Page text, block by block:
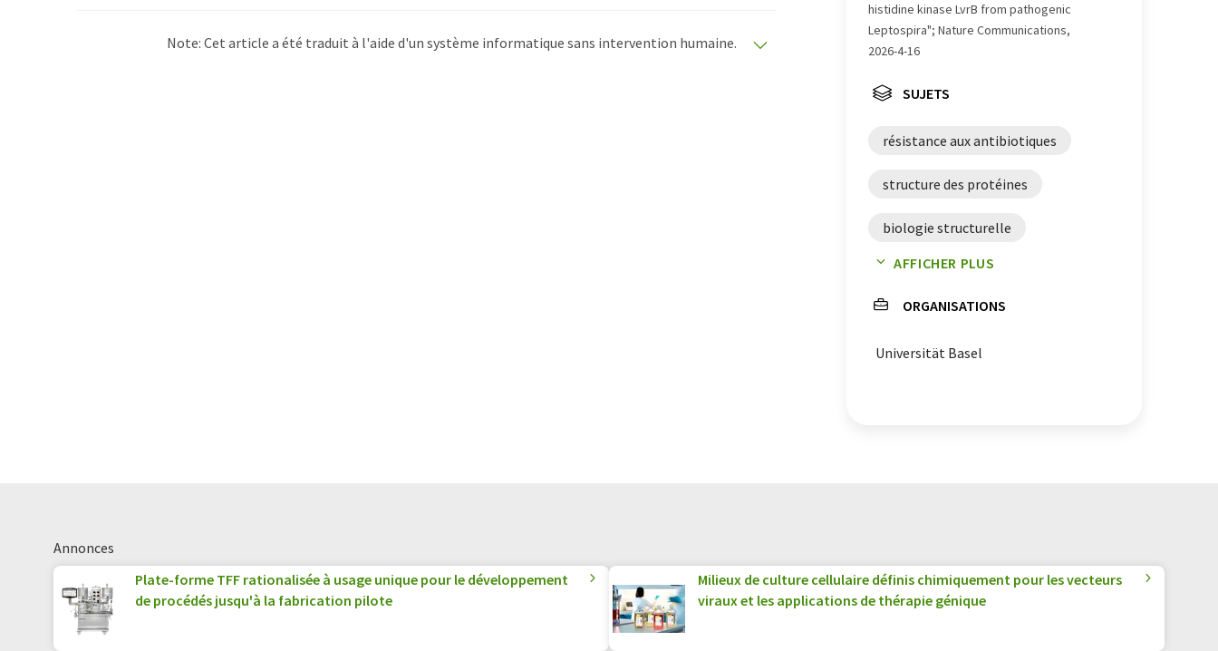
Note: Cet article a été traduit à l'aide d'un système informatique sans intervention humaine.
histidine kinase LvrB from pathogenic
Leptospira"; Nature Communications,
2026-4-16
SUJETS
résistance aux antibiotiques
structure des protéines
biologie structurelle
bactéries
maladies infectieuses
AFFICHER PLUS
ORGANISATIONS
Universität Basel
Annonces
Plate-forme TFF rationalisée à usage unique pour le développement
de procédés jusqu'à la fabrication pilote
Milieux de culture cellulaire définis chimiquement pour les vecteurs
viraux et les applications de thérapie génique